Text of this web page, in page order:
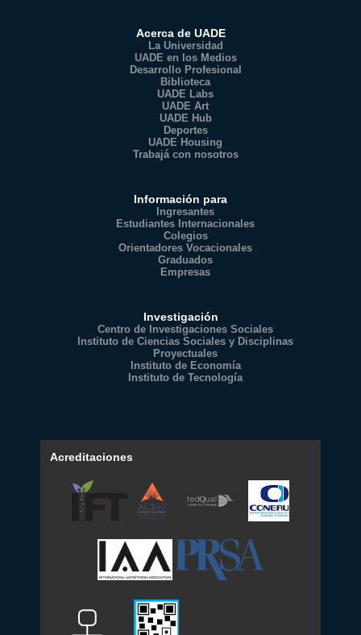
Acerca de UADE
La Universidad
UADE en los Medios
Desarrollo Profesional
Biblioteca
UADE Labs
UADE Art
UADE Hub
Deportes
UADE Housing
Trabajá con nosotros
Información para
Ingresantes
Estudiantes Internacionales
Colegios
Orientadores Vocacionales
Graduados
Empresas
Investigación
Centro de Investigaciones Sociales
Instituto de Ciencias Sociales y Disciplinas
Proyectuales
Instituto de Economía
Instituto de Tecnología
Acreditaciones